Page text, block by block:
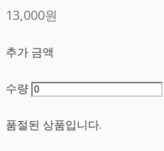
13,000원
추가 금액
수량
품절된 상품입니다.